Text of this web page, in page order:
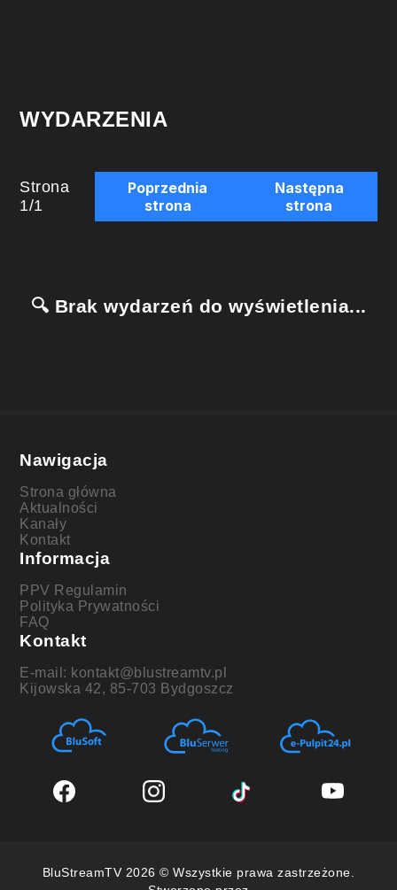
WYDARZENIA
Strona
1/1
Poprzednia
strona
Następna
strona
🔍 Brak wydarzeń do wyświetlenia...
Nawigacja
Strona główna
Aktualności
Kanały
Kontakt
Informacja
PPV Regulamin
Polityka Prywatności
FAQ
Kontakt
E-mail: kontakt@blustreamtv.pl
Kijowska 42, 85-703 Bydgoszcz
BluStreamTV 2026 © Wszystkie prawa zastrzeżone.